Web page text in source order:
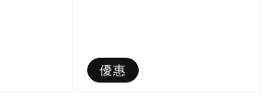
優惠